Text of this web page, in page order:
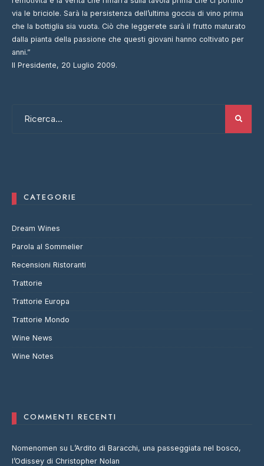
via le briciole. Sarà la persistenza dell’ultima goccia di vino prima
che la bottiglia sia vuota. Ciò che leggerete sarà il frutto maturato
dalla pianta della passione che questi giovani hanno coltivato per
anni.”
Il Presidente, 20 Luglio 2009.
CATEGORIE
Dream Wines
Parola al Sommelier
Recensioni Ristoranti
Trattorie
Trattorie Europa
Trattorie Mondo
Wine News
Wine Notes
COMMENTI RECENTI
Nomenomen su L’Ardito di Baracchi, una passeggiata nel bosco,
l’Odissey di Christopher Nolan